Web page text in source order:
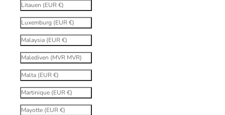
Litauen (EUR €)
Luxemburg (EUR €)
Malaysia (EUR €)
Malediven (MVR MVR)
Malta (EUR €)
Martinique (EUR €)
Mayotte (EUR €)